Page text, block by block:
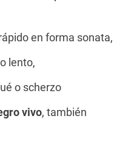
en forma sonata,
lento,
o scherzo
vivo, también